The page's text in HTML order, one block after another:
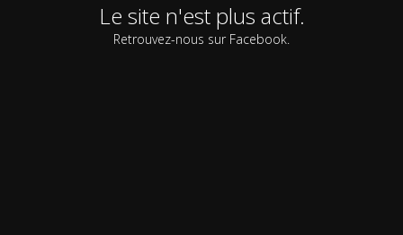
Le site n'est plus actif.
Retrouvez-nous sur Facebook.